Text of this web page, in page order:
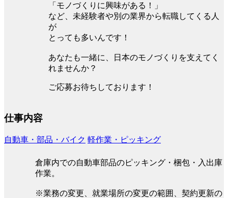
「モノづくりに興味がある！」
など、未経験者や別の業界から転職してくる人
が
とっても多いんです！
あなたも一緒に、日本のモノづくりを支えてく
れませんか？
ご応募お待ちしております！
仕事内容
自動車・部品・バイク 軽作業・ピッキング
倉庫内での自動車部品のピッキング・梱包・入出庫
作業。
※業務の変更、就業場所の変更の範囲、契約更新の